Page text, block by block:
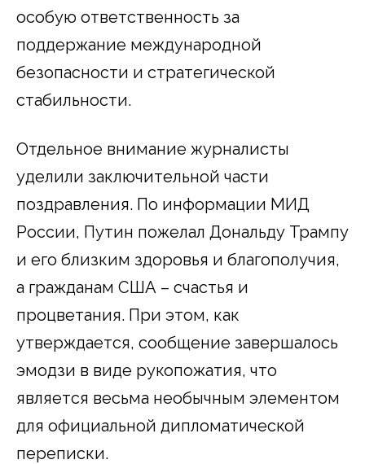
особую ответственность за
поддержание международной
безопасности и стратегической
стабильности.
Отдельное внимание журналисты
уделили заключительной части
поздравления. По информации МИД
России, Путин пожелал Дональду Трампу
и его близким здоровья и благополучия,
а гражданам США – счастья и
процветания. При этом, как
утверждается, сообщение завершалось
эмодзи в виде рукопожатия, что
является весьма необычным элементом
для официальной дипломатической
переписки.